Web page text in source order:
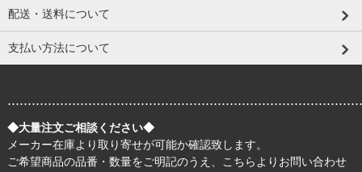
配送・送料について
支払い方法について
◆大量注文ご相談ください◆
メーカー在庫より取り寄せが可能か確認致します。
ご希望商品の品番・数量をご明記のうえ、
こちら よりお問い合わせ